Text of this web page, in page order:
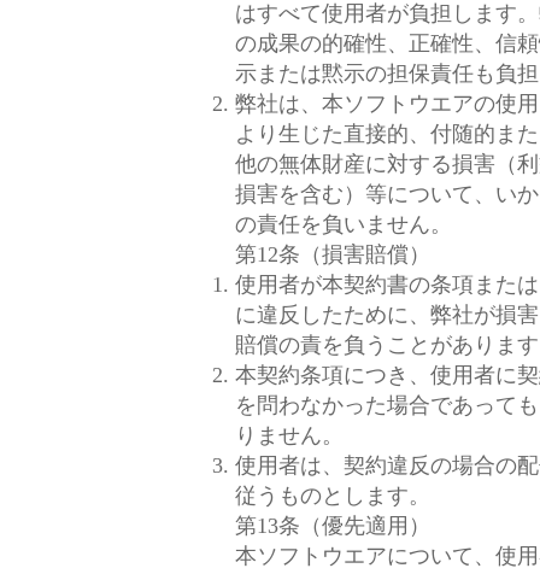
はすべて使用者が負担します
の成果の的確性、正確性、信
示または黙示の担保責任も負
弊社は、本ソフトウエアの使
より生じた直接的、付随的ま
他の無体財産に対する損害（
損害を含む）等について、い
の責任を負いません。
第12条（損害賠償）
使用者が本契約書の条項また
に違反したために、弊社が損
賠償の責を負うことがありま
本契約条項につき、使用者に
を問わなかった場合であって
りません。
使用者は、契約違反の場合の
従うものとします。
第13条（優先適用）
本ソフトウエアについて、使